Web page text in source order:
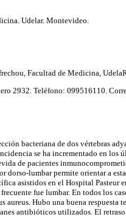
Udelar. Montevideo.
Facultad de Medicina,
2932. Teléfono: 099516110.
bacteriana de dos vértebras
se ha incrementado en los
de pacientes
dorso-lumbar permite orientar a
asistidos en el Hospital Pasteur
fue lumbar. En todos los
aureus. Hubo una buena
antibióticos utilizados. El